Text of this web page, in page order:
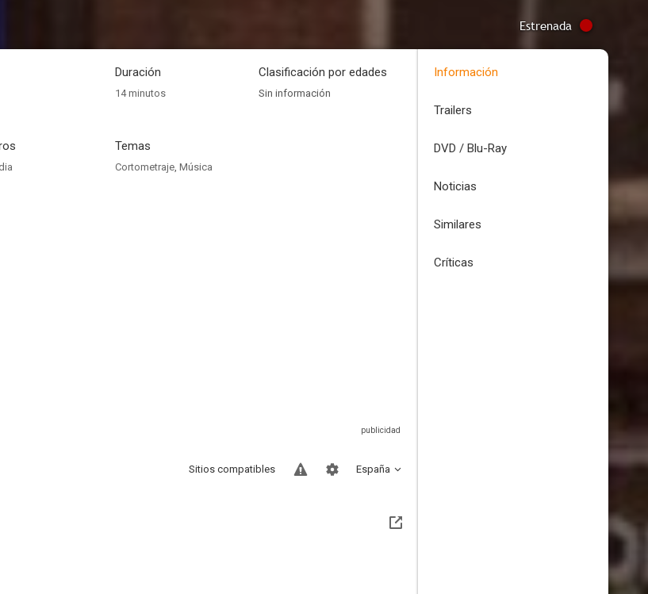
Estrenada
Duración
14 minutos
Clasificación por edades
Sin información
Temas
Cortometraje, Música
España
Sitios compatibles
Información
Trailers
DVD / Blu-Ray
Noticias
Similares
Críticas